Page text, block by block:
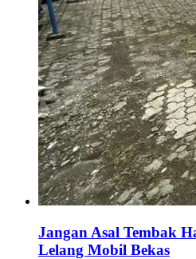
Jangan Asal Tembak
Lelang Mobil Bekas